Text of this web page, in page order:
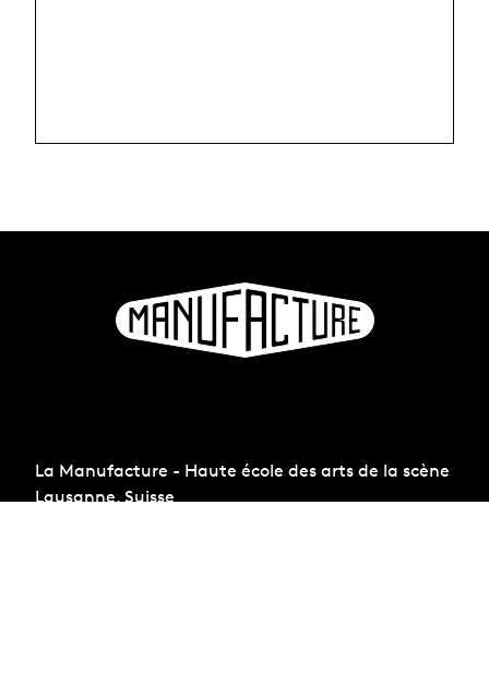
La Manufacture - Haute école des arts de la scène
Lausanne, Suisse